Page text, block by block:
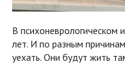
В психоневрологическом
лет. И по разным
уехать. Они будут жить